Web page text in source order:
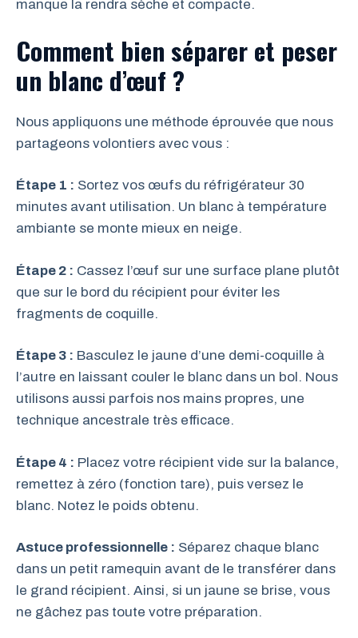
manque la rendra sèche et compacte.
Comment bien séparer et peser
un blanc d’œuf ?
Nous appliquons une méthode éprouvée que nous
partageons volontiers avec vous :
Étape 1 : Sortez vos œufs du réfrigérateur 30
minutes avant utilisation. Un blanc à température
ambiante se monte mieux en neige.
Étape 2 : Cassez l’œuf sur une surface plane plutôt
que sur le bord du récipient pour éviter les
fragments de coquille.
Étape 3 : Basculez le jaune d’une demi-coquille à
l’autre en laissant couler le blanc dans un bol. Nous
utilisons aussi parfois nos mains propres, une
technique ancestrale très efficace.
Étape 4 : Placez votre récipient vide sur la balance,
remettez à zéro (fonction tare), puis versez le
blanc. Notez le poids obtenu.
Astuce professionnelle : Séparez chaque blanc
dans un petit ramequin avant de le transférer dans
le grand récipient. Ainsi, si un jaune se brise, vous
ne gâchez pas toute votre préparation.